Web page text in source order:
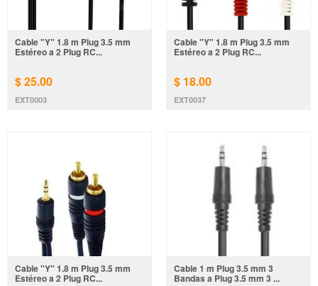
Cable "Y" 1.8 m Plug 3.5 mm
Estéreo a 2 Plug RC...
$ 25.00
EXT0003
Cable "Y" 1.8 m Plug 3.5 mm
Estéreo a 2 Plug RC...
$ 18.00
EXT0037
Cable "Y" 1.8 m Plug 3.5 mm
Estéreo a 2 Plug RC...
Cable 1 m Plug 3.5 mm 3
Bandas a Plug 3.5 mm 3 ...